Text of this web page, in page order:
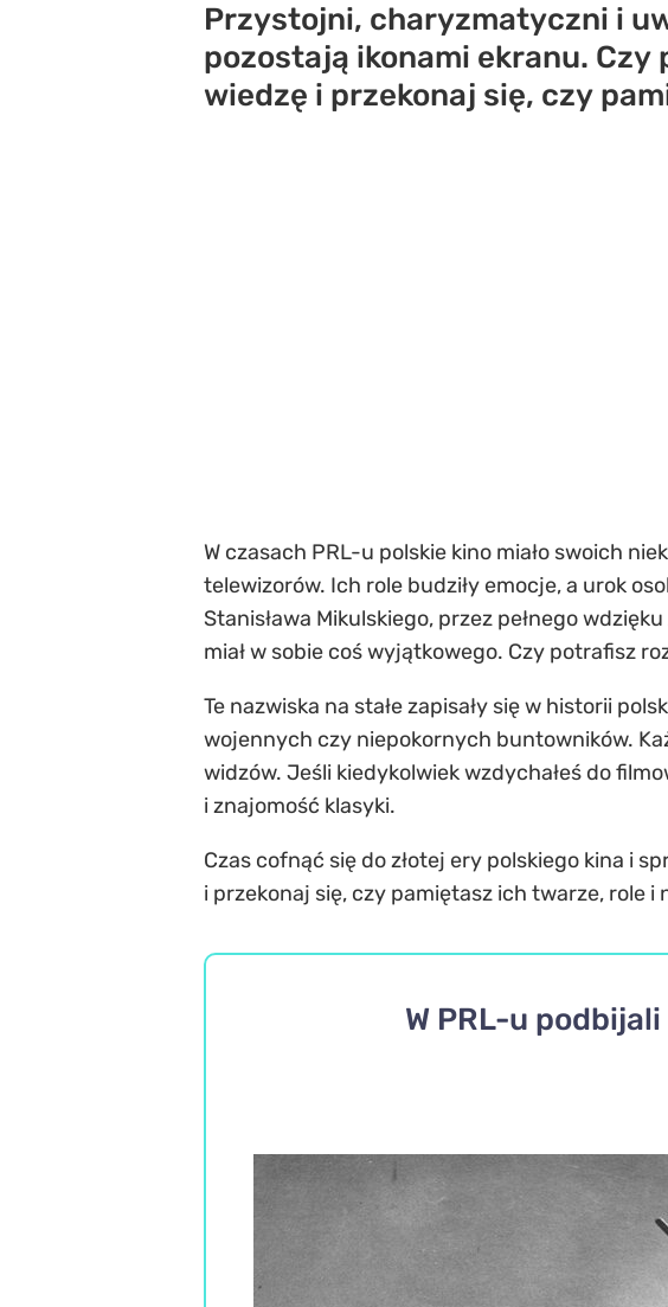
Przystojni, charyzmatyczni i
pozostają ikonami ekranu.
wiedzę i przekonaj się, czy
W czasach PRL-u polskie kino miało swoich
telewizorów. Ich role budziły emocje, a urok
Stanisława Mikulskiego, przez pełnego
miał w sobie coś wyjątkowego. Czy potrafisz
Te nazwiska na stałe zapisały się w historii
wojennych czy niepokornych buntowników.
widzów. Jeśli kiedykolwiek wzdychałeś do
i znajomość klasyki.
Czas cofnąć się do złotej ery polskiego kina i
i przekonaj się, czy pamiętasz ich twarze, role
W PRL-u